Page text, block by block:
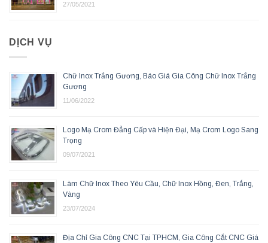
27/05/2021
DỊCH VỤ
Chữ Inox Trắng Gương, Báo Giá Gia Công Chữ Inox Trắng
Gương
11/06/2022
Logo Mạ Crom Đẳng Cấp và Hiện Đại, Mạ Crom Logo Sang
Trọng
09/07/2021
Làm Chữ Inox Theo Yêu Cầu, Chữ Inox Hồng, Đen, Trắng,
Vàng
23/07/2024
Địa Chỉ Gia Công CNC Tại TPHCM, Gia Công Cắt CNC Giá